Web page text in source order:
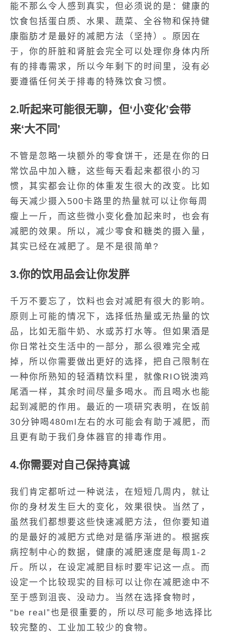
能不那么令人感到真实，但必须说的是：健康的
饮食包括蛋白质、水果、蔬菜、全谷物和保持健
康脂肪才是最好的减肥方法（坚持）。原因在
于，你的肝脏和肾脏会完全可以处理你身体内所
有的排毒需求，所以今年剩下的时间里，没有必
要遵循任何关于排毒的特殊饮食习惯。
2.听起来可能很无聊，但‘小变化’会带
来‘大不同’
不管是忽略一块额外的零食饼干，还是在你的日
常饮品中加入糖，这些每天看起来都很小的习
惯，其实都会让你的体重发生很大的改变。比如
每天减少摄入500卡路里的热量就可以让你每周
瘦上一斤，而这些微小变化叠加起来时，也会有
减肥的效果。所以，减少零食和糖类的摄入量，
其实已经在减肥了。是不是很简单?
3.你的饮用品会让你发胖
千万不要忘了，饮料也会对减肥有很大的影响。
原则上可能的情况下，选择低热量或无热量的饮
品，比如无脂牛奶、水或苏打水等。但如果酒是
你日常社交生活中的一部分，那么很难完全戒
掉，所以你需要做出更好的选择，把自己限制在
一种你所熟知的轻酒精饮料里，就像RIO锐澳鸡
尾酒一样，其余时间尽量多喝水。而且喝水也能
起到减肥的作用。最近的一项研究表明，在饭前
30分钟喝480ml左右的水可能会有助于减肥，而
且更有助于我们身体器官的排毒作用。
4.你需要对自己保持真诚
我们肯定都听过一种说法，在短短几周内，就让
你的身材发生巨大的变化，效果很快。当然了，
虽然我们都想要这些快速减肥方法，但你要知道
的是最好的减肥方式绝对是循序渐进的。根据疾
病控制中心的数据，健康的减肥速度是每周1-2
斤。所以，在设定减肥目标时要牢记这一点。而
设定一个比较现实的目标可以让你在减肥途中不
至于感到沮丧、没动力。当然在选择食物时，
“be real”也是很重要的，所以尽可能多地选择比
较完整的、工业加工较少的食物。